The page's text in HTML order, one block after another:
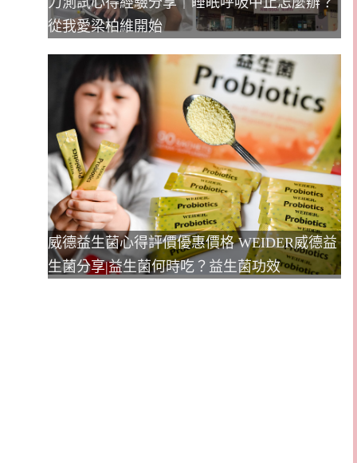
從我愛梁柏維開始
威德益生菌心得評價優惠價格 WEIDER威德益
生菌分享|益生菌何時吃？益生菌功效